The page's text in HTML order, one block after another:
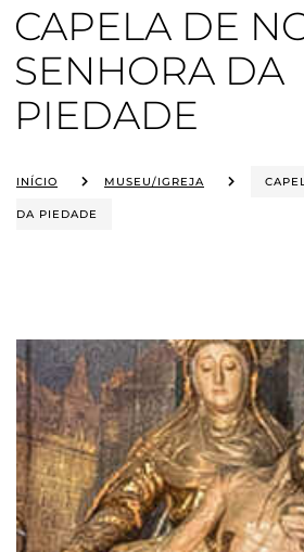
CAPELA DE
SENHORA DA
PIEDADE
INÍCIO MUSEU/IGREJA
DA PIEDADE